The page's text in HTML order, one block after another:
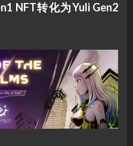
NFT转化为Yuli Gen2